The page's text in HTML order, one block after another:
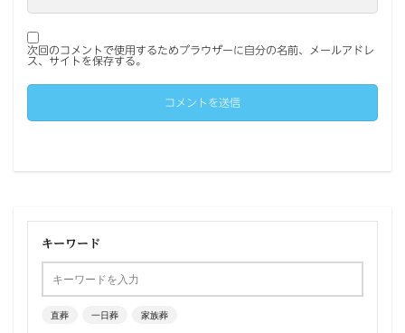
次回のコメントで使用するためブラウザーに自分の名前、メールアドレ
ス、サイトを保存する。
キーワード
直葬 一日葬 家族葬